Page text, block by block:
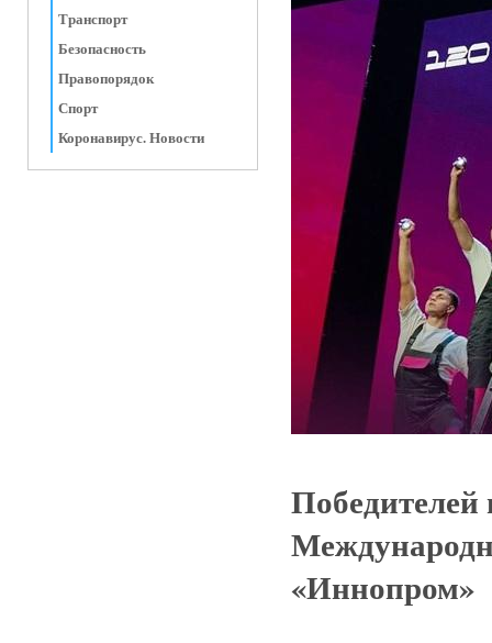
Транспорт
Безопасность
Правопорядок
Спорт
Коронавирус. Новости
Победителей
«Иннопром»